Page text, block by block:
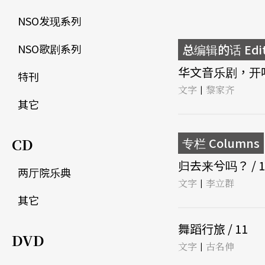
NSO发现系列
NSO歌剧系列
特刊
其它
CD
两厅院乐典
其它
DVD
总编辑的话
华文音乐剧，开
文字 | 黎家齐
专栏 Columns
归去来兮吗？ /
文字 | 李立群
舞蹈行旅 / 11
文字 | 古名伸